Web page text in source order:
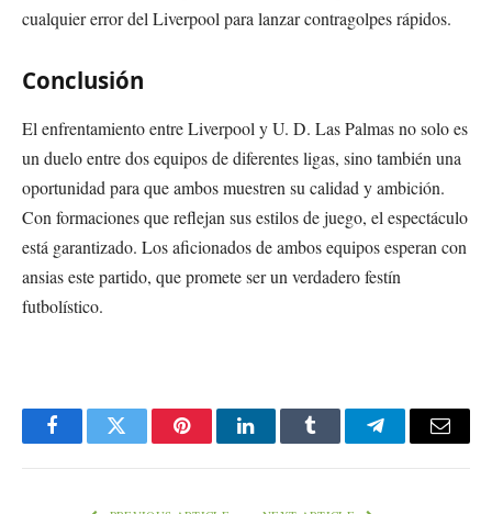
cualquier error del Liverpool para lanzar contragolpes rápidos.
Conclusión
El enfrentamiento entre Liverpool y U. D. Las Palmas no solo es
un duelo entre dos equipos de diferentes ligas, sino también una
oportunidad para que ambos muestren su calidad y ambición.
Con formaciones que reflejan sus estilos de juego, el espectáculo
está garantizado. Los aficionados de ambos equipos esperan con
ansias este partido, que promete ser un verdadero festín
futbolístico.
FacebookTwitter PinterestLinkedInTumblr TelegramEmail